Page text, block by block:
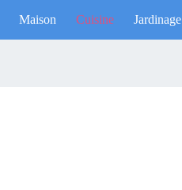
Maison Cuisine Jardinage